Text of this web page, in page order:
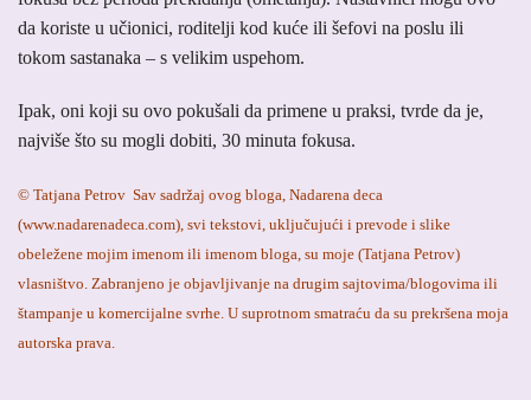
da koriste u učionici, roditelji kod kuće ili šefovi na poslu ili
tokom sastanaka – s velikim uspehom.
Ipak, oni koji su ovo pokušali da primene u praksi, tvrde da je,
najviše što su mogli dobiti, 30 minuta fokusa.
© Tatjana Petrov Sav sadržaj ovog bloga, Nadarena deca
(www.nadarenadeca.com), svi tekstovi, uključujući i prevode i slike
obeležene mojim imenom ili imenom bloga, su moje (Tatjana Petrov)
vlasništvo. Zabranjeno je objavljivanje na drugim sajtovima/blogovima ili
štampanje u komercijalne svrhe. U suprotnom smatraću da su prekršena moja
autorska prava.